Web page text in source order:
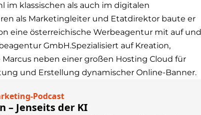
klassischen als auch im digitalen
als Marketingleiter und Etatdirektor baute er
eine österreichische Werbeagentur mit auf und
GmbH.Spezialisiert auf Kreation,
neben einer großen Hosting Cloud für
und Erstellung dynamischer Online-Banner.